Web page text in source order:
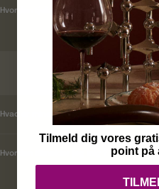
Hvordan tjekker jeg leveringstid ?
KUNDEKLUB
Hvad er mine fordele ?
Hvordan tilmelder jeg mig ?
Tilmeld dig vores
point på